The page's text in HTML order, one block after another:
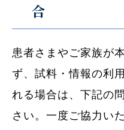
合
患者さまやご家族が
ず、試料・情報の利
れる場合は、下記の
さい。一度ご協力い